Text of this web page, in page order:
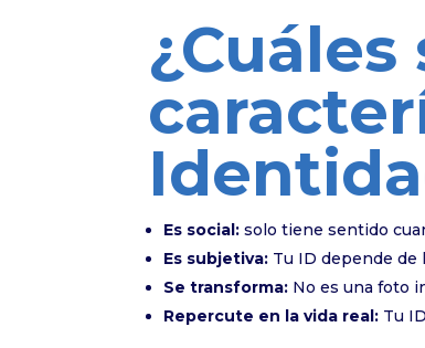
¿Cuáles
Es social:solo tiene sentido
Es subjetiva: Tu ID depende de
Se transforma: No es una foto
Repercute en la vida real: Tu